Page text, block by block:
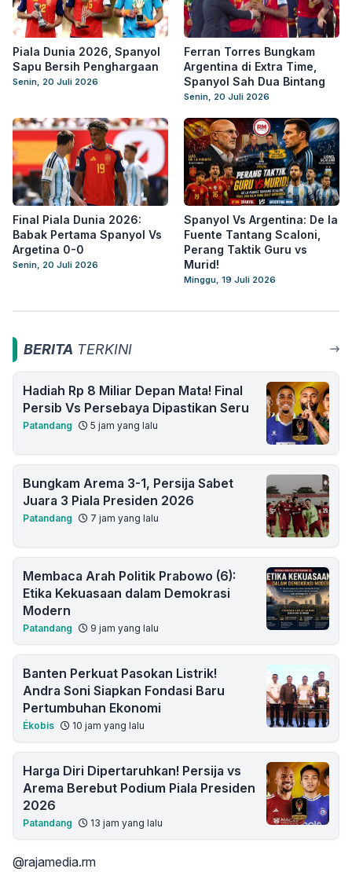
Piala Dunia 2026, Spanyol
Sapu Bersih Penghargaan
Senin, 20 Juli 2026
Ferran Torres Bungkam
Argentina di Extra Time,
Spanyol Sah Dua Bintang
Senin, 20 Juli 2026
Final Piala Dunia 2026:
Babak Pertama Spanyol Vs
Argetina 0-0
Senin, 20 Juli 2026
Spanyol Vs Argentina: De la
Fuente Tantang Scaloni,
Perang Taktik Guru vs
Murid!
Minggu, 19 Juli 2026
BERITA TERKINI
Hadiah Rp 8 Miliar Depan Mata! Final
Persib Vs Persebaya Dipastikan Seru
Patandang 5 jam yang lalu
Bungkam Arema 3-1, Persija Sabet
Juara 3 Piala Presiden 2026
Patandang 7 jam yang lalu
Membaca Arah Politik Prabowo (6):
Etika Kekuasaan dalam Demokrasi
Modern
Patandang 9 jam yang lalu
Banten Perkuat Pasokan Listrik!
Andra Soni Siapkan Fondasi Baru
Pertumbuhan Ekonomi
Ékobis 10 jam yang lalu
Harga Diri Dipertaruhkan! Persija vs
Arema Berebut Podium Piala Presiden
2026
Patandang 13 jam yang lalu
@rajamedia.rm